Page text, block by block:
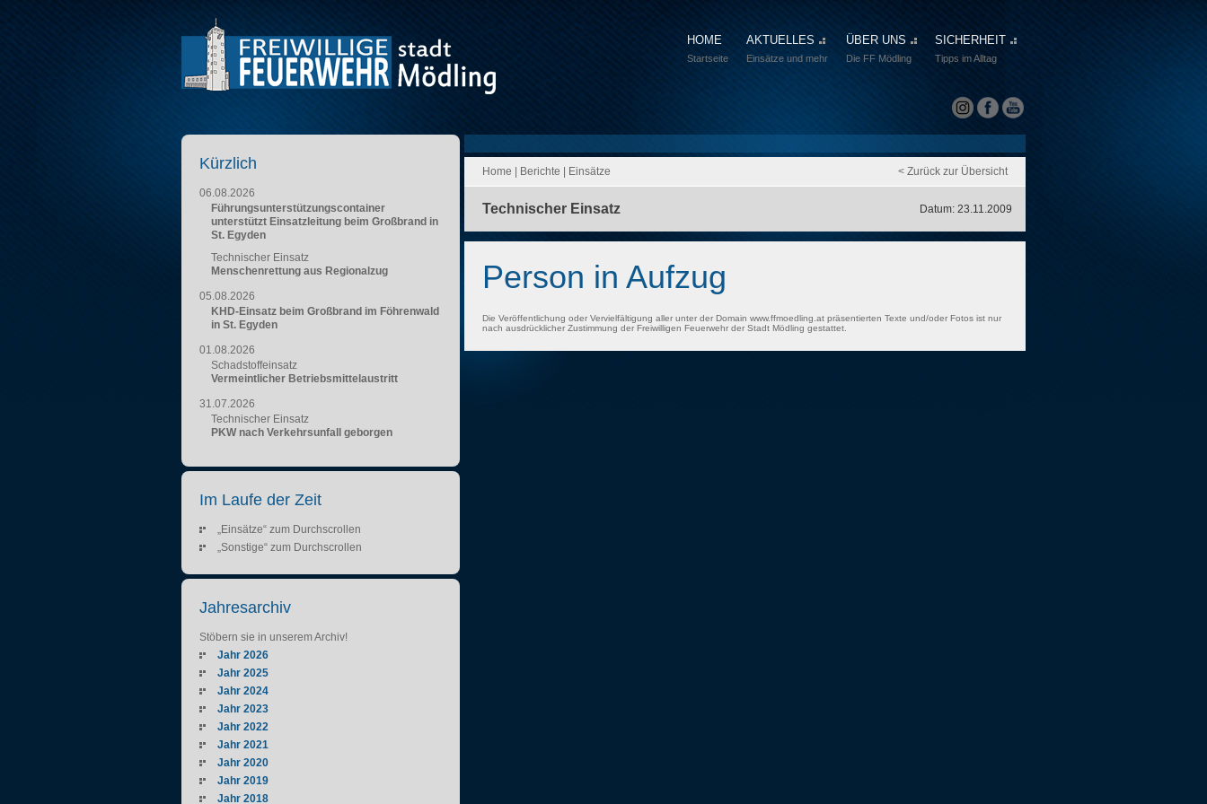
HOME
Startseite
AKTUELLES
Einsätze und mehr
ÜBER UNS
Die FF Mödling
SICHERHEIT
Tipps im Alltag
Home Berichte Einsätze < Zurück zur Übersicht
Technischer Einsatz Datum: 23.11.2009
Person in Aufzug
Die Veröffentlichung oder Vervielfältigung aller unter der Domain www.ffmoedling.at präsentierten Texte und/oder Fotos ist nur
nach ausdrücklicher Zustimmung der Freiwilligen Feuerwehr der Stadt Mödling gestattet.
Kürzlich
06.08.2026
Führungsunterstützungscontainer
unterstützt Einsatzleitung beim Großbrand in
St. Egyden
Technischer Einsatz
Menschenrettung aus Regionalzug
05.08.2026
KHD-Einsatz beim Großbrand im Föhrenwald
in St. Egyden
01.08.2026
Schadstoffeinsatz
Vermeintlicher Betriebsmittelaustritt
31.07.2026
Technischer Einsatz
PKW nach Verkehrsunfall geborgen
Im Laufe der Zeit
„Einsätze“ zum Durchscrollen
„Sonstige“ zum Durchscrollen
Jahresarchiv
Stöbern sie in unserem Archiv!
Jahr 2026
Jahr 2025
Jahr 2024
Jahr 2023
Jahr 2022
Jahr 2021
Jahr 2020
Jahr 2019
Jahr 2018